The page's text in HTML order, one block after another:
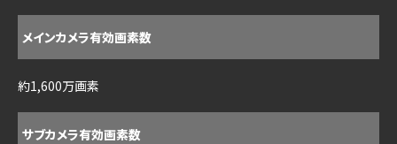
メインカメラ有効画素数
約1,600万画素
サブカメラ有効画素数